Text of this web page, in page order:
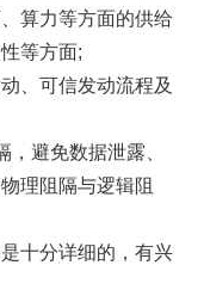
算力等方面的供给
等方面;
、可信发动流程及
避免数据泄露、
理阻隔与逻辑阻
十分详细的，有兴